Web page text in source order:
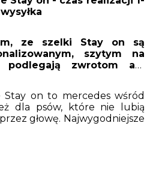
ze szelki Stay on są
szytym na
podlegają zwrotom ani
Stay on to mercedes wśród
dla psów, które nie lubią
głowę. Najwygodniejsze
dwie dodatkowe klamry w
sprawiają, że zakłada się je
świetnie nadają się dla psów,
przy uszach, szyji czy